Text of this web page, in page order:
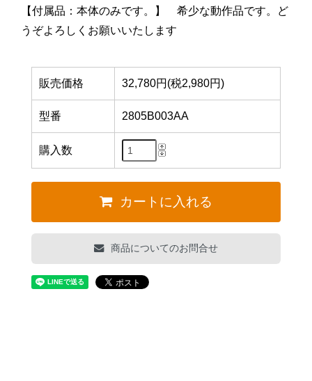
【付属品：本体のみです。】 希少な動作品です。ど
うぞよろしくお願いいたします
販売価格 32,780円(税2,980円)
型番 2805B003AA
購入数
カートに入れる
商品についてのお問合せ